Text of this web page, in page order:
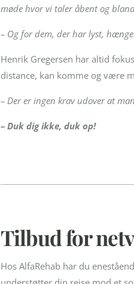
møde hvor vi taler åbent og
– Og for dem, der har lyst,
Henrik Gregersen har altid
distance, kan komme og være
– Der er ingen krav udover at
– Duk dig ikke, duk op!
Tilbud for
Hos AlfaRehab har du